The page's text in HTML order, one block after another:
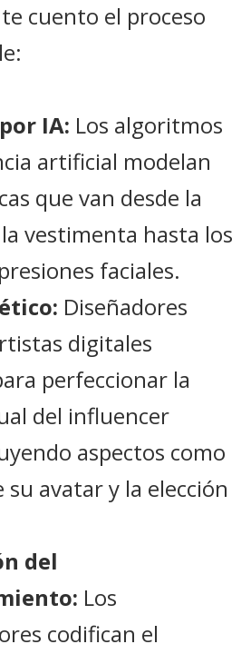
cuento el proceso
IA: Los algoritmos
artificial modelan
que van desde la
vestimenta hasta los
faciales.
Diseñadores
digitales
perfeccionar la
del influencer
aspectos como
su avatar y la elección
del
Los
codifican el